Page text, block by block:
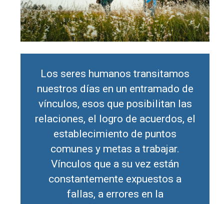
Los seres humanos transitamos
nuestros días en un entramado de
vínculos, esos que posibilitan las
relaciones, el logro de acuerdos, el
establecimiento de puntos
comunes y metas a trabajar.
Vínculos que a su vez están
constantemente expuestos a
fallas, a errores en la